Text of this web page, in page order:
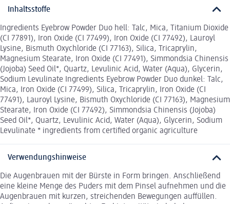
Inhaltsstoffe
Ingredients Eyebrow Powder Duo hell: Talc, Mica, Titanium Dioxide
(CI 77891), Iron Oxide (CI 77499), Iron Oxide (CI 77492), Lauroyl
Lysine, Bismuth Oxychloride (CI 77163), Silica, Tricaprylin,
Magnesium Stearate, Iron Oxide (CI 77491), Simmondsia Chinensis
(Jojoba) Seed Oil*, Quartz, Levulinic Acid, Water (Aqua), Glycerin,
Sodium Levulinate Ingredients Eyebrow Powder Duo dunkel: Talc,
Mica, Iron Oxide (CI 77499), Silica, Tricaprylin, Iron Oxide (CI
77491), Lauroyl Lysine, Bismuth Oxychloride (CI 77163), Magnesium
Stearate, Iron Oxide (CI 77492), Simmondsia Chinensis (Jojoba)
Seed Oil*, Quartz, Levulinic Acid, Water (Aqua), Glycerin, Sodium
Levulinate * ingredients from certified organic agriculture
Verwendungshinweise
Die Augenbrauen mit der Bürste in Form bringen. Anschließend
eine kleine Menge des Puders mit dem Pinsel aufnehmen und die
Augenbrauen mit kurzen, streichenden Bewegungen auffüllen.